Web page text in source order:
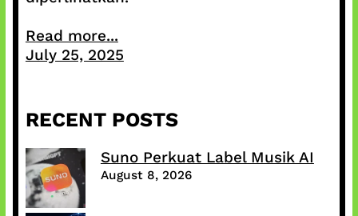
Read more...
July 25, 2025
RECENT POSTS
Suno Perkuat Label Musik AI
August 8, 2026